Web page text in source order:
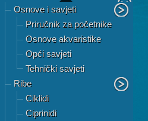
Osnove i savjeti
Priručnik za početnike
Osnove akvaristike
Opći savjeti
Tehnički savjeti
Ribe
Ciklidi
Ciprinidi